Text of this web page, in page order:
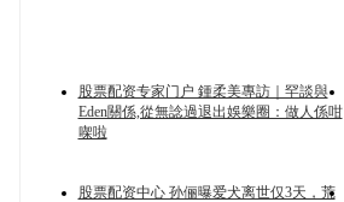
股票配资专家门户 鍾柔美專訪｜罕談與
Eden關係,從無諗過退出娛樂圈：做人係咁
㗎啦
股票配资中心 孙俪曝爱犬离世仅3天，荒